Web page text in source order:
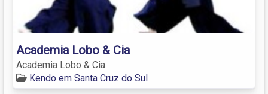
Academia Lobo & Cia
Academia Lobo & Cia
Kendo em Santa Cruz do Sul